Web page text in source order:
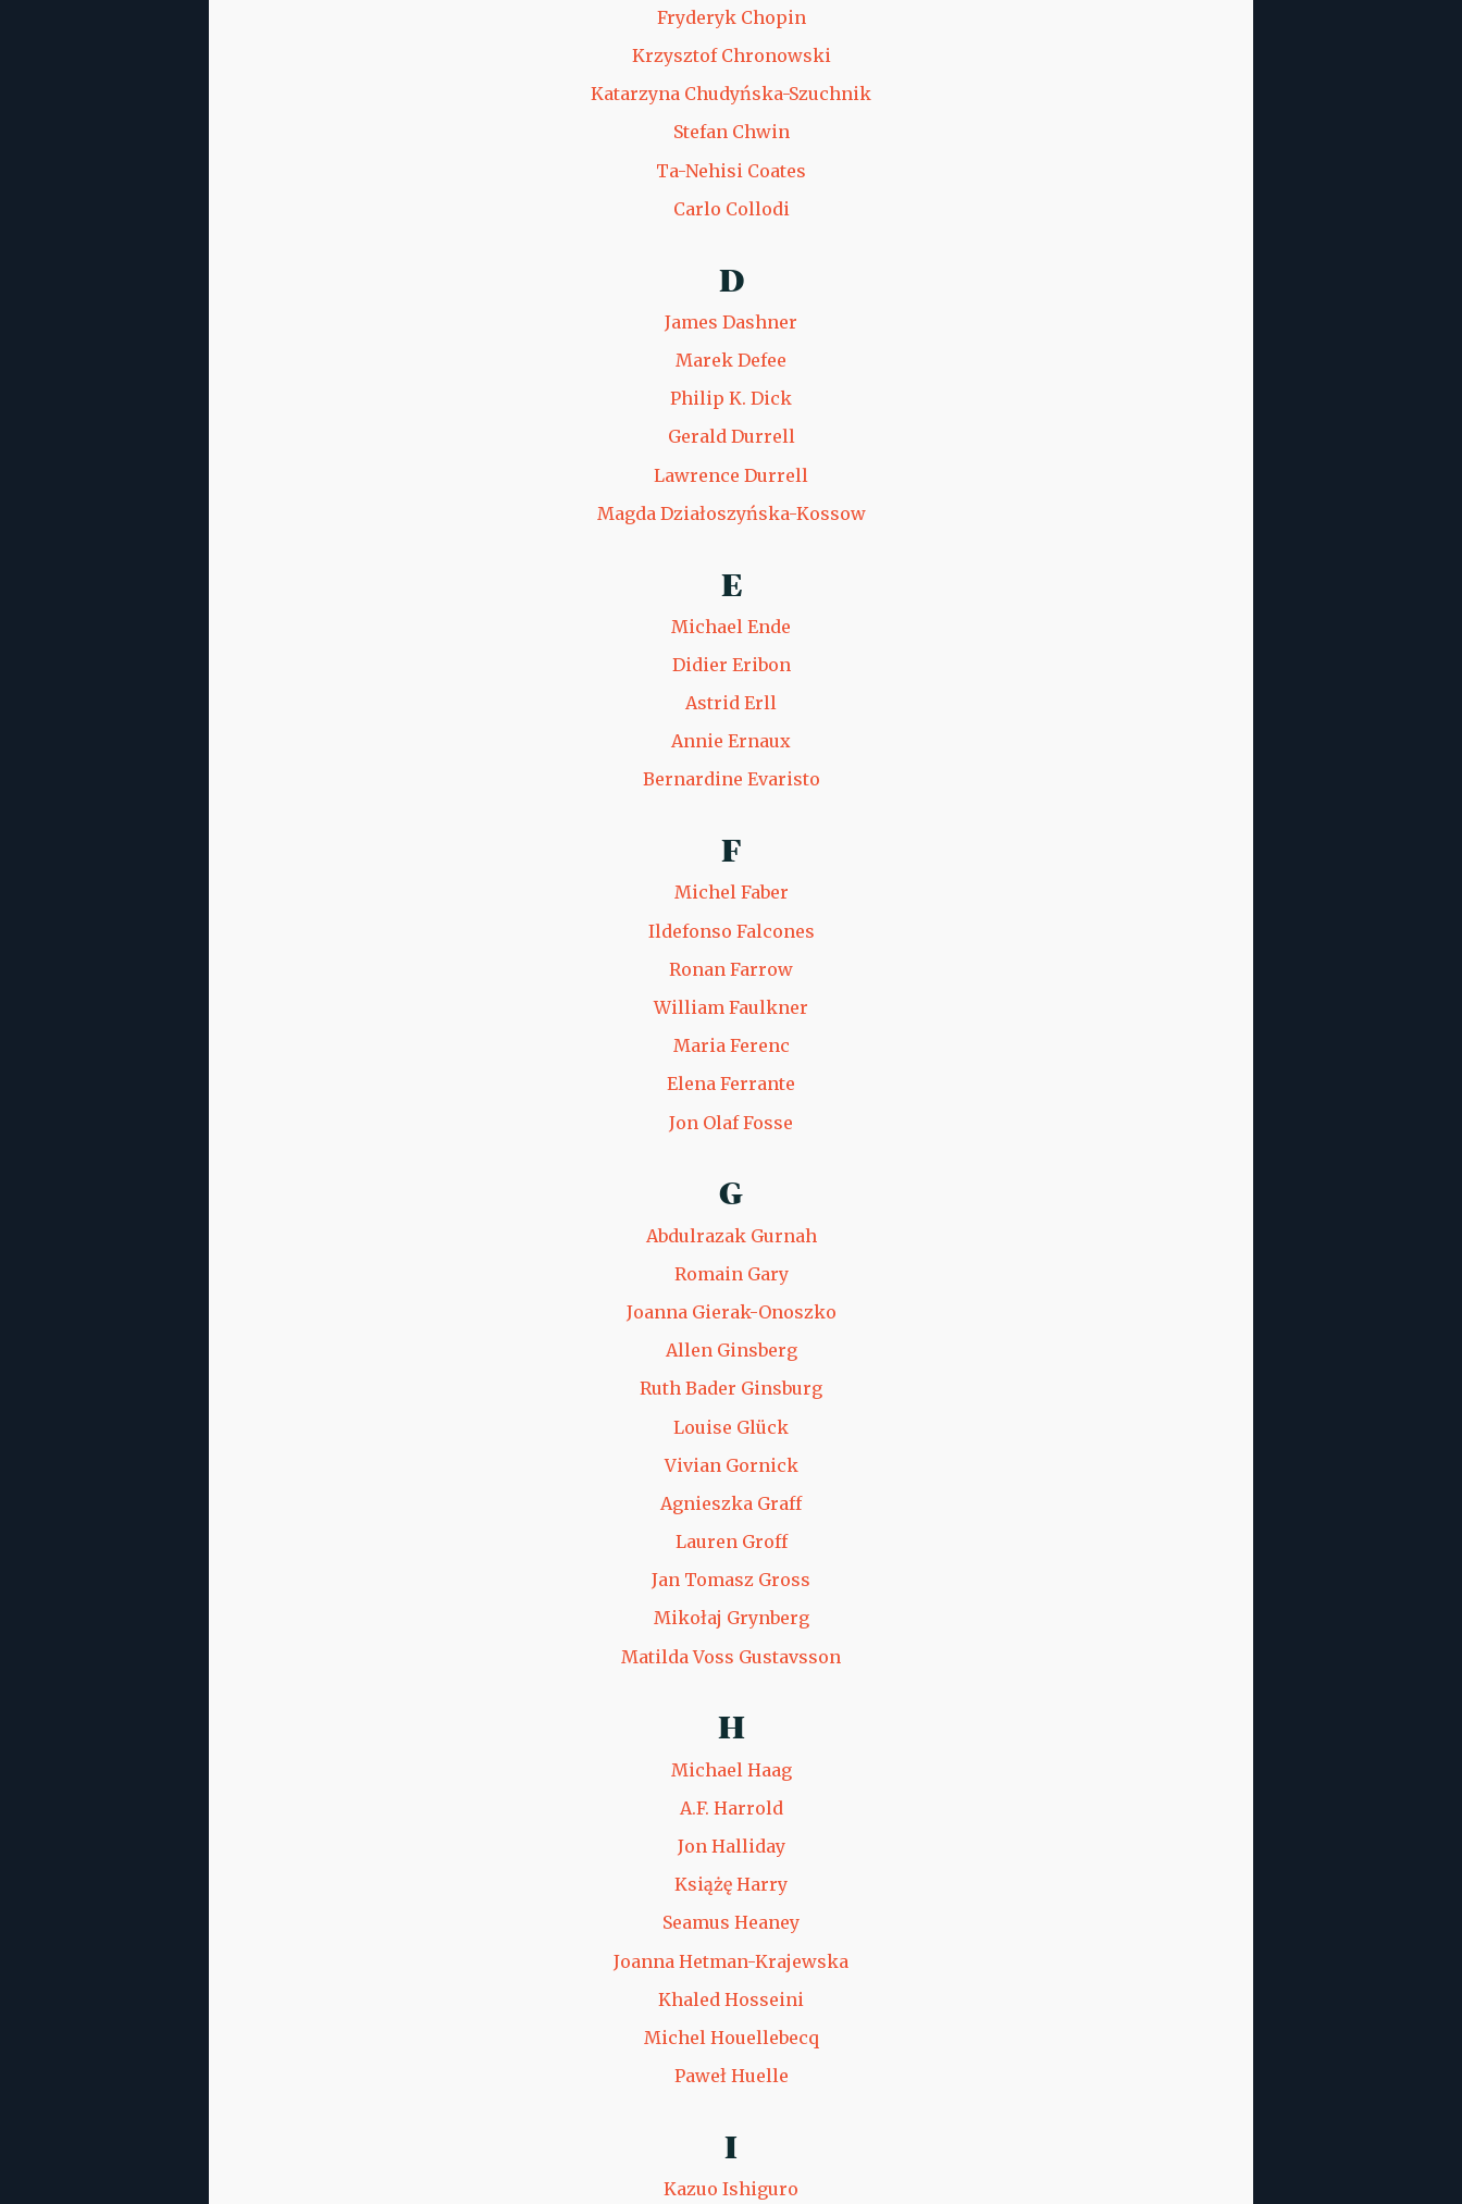
Fryderyk Chopin
Krzysztof Chronowski
Katarzyna Chudyńska-Szuchnik
Stefan Chwin
Ta-Nehisi Coates
Carlo Collodi
D
James Dashner
Marek Defee
Philip K. Dick
Gerald Durrell
Lawrence Durrell
Magda Działoszyńska-Kossow
E
Michael Ende
Didier Eribon
Astrid Erll
Annie Ernaux
Bernardine Evaristo
F
Michel Faber
Ildefonso Falcones
Ronan Farrow
William Faulkner
Maria Ferenc
Elena Ferrante
Jon Olaf Fosse
G
Abdulrazak Gurnah
Romain Gary
Joanna Gierak-Onoszko
Allen Ginsberg
Ruth Bader Ginsburg
Louise Glück
Vivian Gornick
Agnieszka Graff
Lauren Groff
Jan Tomasz Gross
Mikołaj Grynberg
Matilda Voss Gustavsson
H
Michael Haag
A.F. Harrold
Jon Halliday
Książę Harry
Seamus Heaney
Joanna Hetman-Krajewska
Khaled Hosseini
Michel Houellebecq
Paweł Huelle
I
Kazuo Ishiguro